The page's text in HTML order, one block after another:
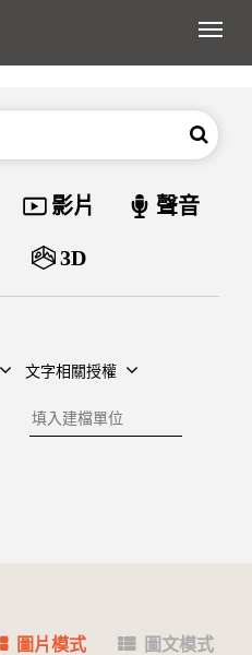
展
搜尋
資料類型
影片 聲音
3D
文字相關授權
建檔單位
圖片模式 圖文模式